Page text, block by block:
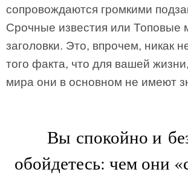
сопровождаются громкими
Срочные известия или Топовые
заголовки. Это, впрочем, никак
того факта, что для вашей
мира они в основном не имеют
Вы спокойно и
обойдетесь: чем они